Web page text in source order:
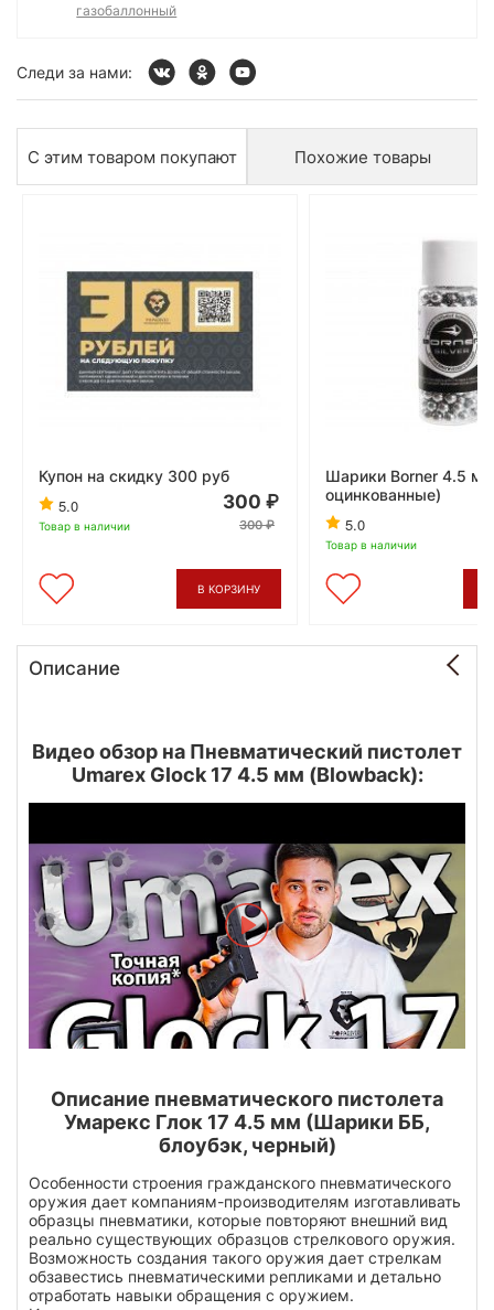
газобаллонный
Следи за нами:
С этим товаром покупают Похожие товары
Купон на скидку 300 руб
5.0
Товар в наличии
300
300
В КОРЗИНУ
Шарики Borner 4.5
оцинкованные)
5.0
Товар в наличии
Описание
Видео обзор на Пневматический пистолет
Umarex Glock 17 4.5 мм (Blowback):
Описание пневматического пистолета
Умарекс Глок 17 4.5 мм (Шарики ББ,
блоубэк, черный)
Особенности строения гражданского пневматического
оружия дает компаниям-производителям изготавливать
образцы пневматики, которые повторяют внешний вид
реально существующих образцов стрелкового оружия.
Возможность создания такого оружия дает стрелкам
обзавестись пневматическими репликами и детально
отработать навыки обращения с оружием.